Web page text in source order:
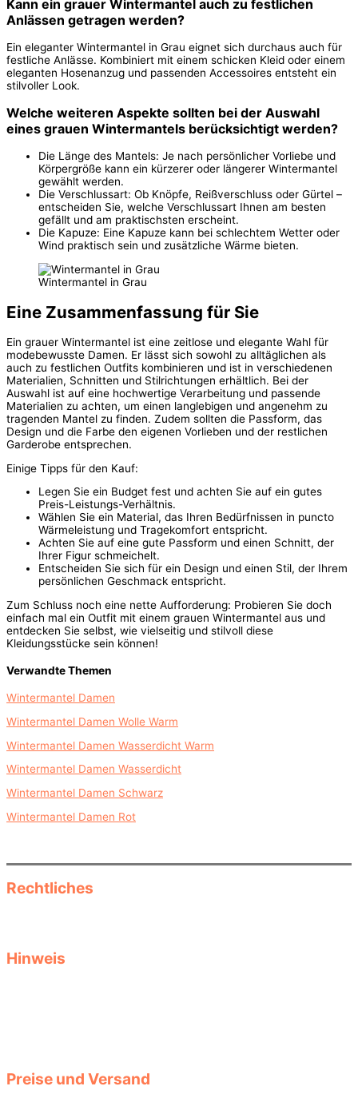
Kann ein grauer Wintermantel auch zu festlichen
Anlässen getragen werden?
Ein eleganter Wintermantel in Grau eignet sich durchaus auch für
festliche Anlässe. Kombiniert mit einem schicken Kleid oder einem
eleganten Hosenanzug und passenden Accessoires entsteht ein
stilvoller Look.
Welche weiteren Aspekte sollten bei der Auswahl
eines grauen Wintermantels berücksichtigt werden?
Die Länge des Mantels: Je nach persönlicher Vorliebe und
Körpergröße kann ein kürzerer oder längerer Wintermantel
gewählt werden.
Die Verschlussart: Ob Knöpfe, Reißverschluss oder Gürtel –
entscheiden Sie, welche Verschlussart Ihnen am besten
gefällt und am praktischsten erscheint.
Die Kapuze: Eine Kapuze kann bei schlechtem Wetter oder
Wind praktisch sein und zusätzliche Wärme bieten.
Wintermantel in Grau
Eine Zusammenfassung für Sie
Ein grauer Wintermantel ist eine zeitlose und elegante Wahl für
modebewusste Damen. Er lässt sich sowohl zu alltäglichen als
auch zu festlichen Outfits kombinieren und ist in verschiedenen
Materialien, Schnitten und Stilrichtungen erhältlich. Bei der
Auswahl ist auf eine hochwertige Verarbeitung und passende
Materialien zu achten, um einen langlebigen und angenehm zu
tragenden Mantel zu finden. Zudem sollten die Passform, das
Design und die Farbe den eigenen Vorlieben und der restlichen
Garderobe entsprechen.
Einige Tipps für den Kauf:
Legen Sie ein Budget fest und achten Sie auf ein gutes
Preis-Leistungs-Verhältnis.
Wählen Sie ein Material, das Ihren Bedürfnissen in puncto
Wärmeleistung und Tragekomfort entspricht.
Achten Sie auf eine gute Passform und einen Schnitt, der
Ihrer Figur schmeichelt.
Entscheiden Sie sich für ein Design und einen Stil, der Ihrem
persönlichen Geschmack entspricht.
Zum Schluss noch eine nette Aufforderung: Probieren Sie doch
einfach mal ein Outfit mit einem grauen Wintermantel aus und
entdecken Sie selbst, wie vielseitig und stilvoll diese
Kleidungsstücke sein können!
Verwandte Themen
Wintermantel Damen
Wintermantel Damen Wolle Warm
Wintermantel Damen Wasserdicht Warm
Wintermantel Damen Wasserdicht
Wintermantel Damen Schwarz
Wintermantel Damen Rot
Rechtliches
Hinweis
Preise und Versand